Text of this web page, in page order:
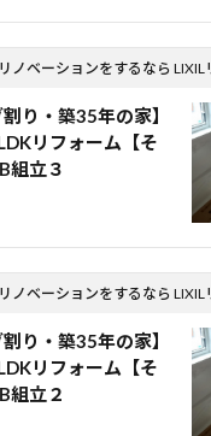
ーションをするなら LIXILリフォームネッ
割り・築35年の家】
リフォーム【そ
組立３
ーションをするなら LIXILリフォームネッ
割り・築35年の家】
リフォーム【そ
組立２